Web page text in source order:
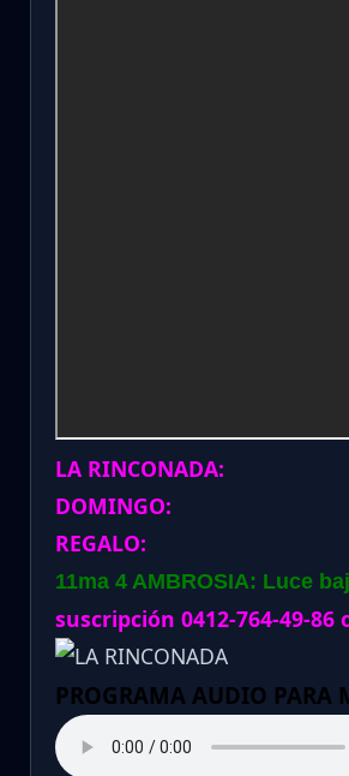
LA RINCONADA:
DOMINGO:
REGALO:
11ma 4 AMBROSIA: Luce
suscripción 0412-764-49-
PROGRAMA AUDIO PARA